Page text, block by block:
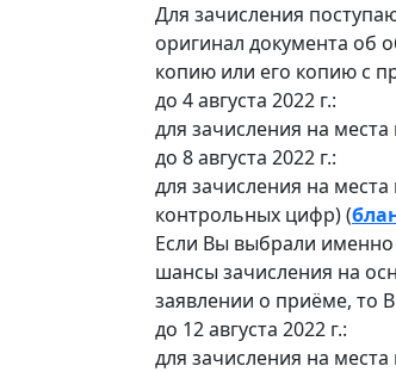
Для зачисления
оригинал документа об
копию или его копию с
до 4 августа 2022 г.:
для зачисления на
до 8 августа 2022 г.:
для зачисления на
контрольных цифр) (
Если Вы выбрали
шансы зачисления на
заявлении о приёме, то
до 12 августа 2022 г.:
для зачисления на